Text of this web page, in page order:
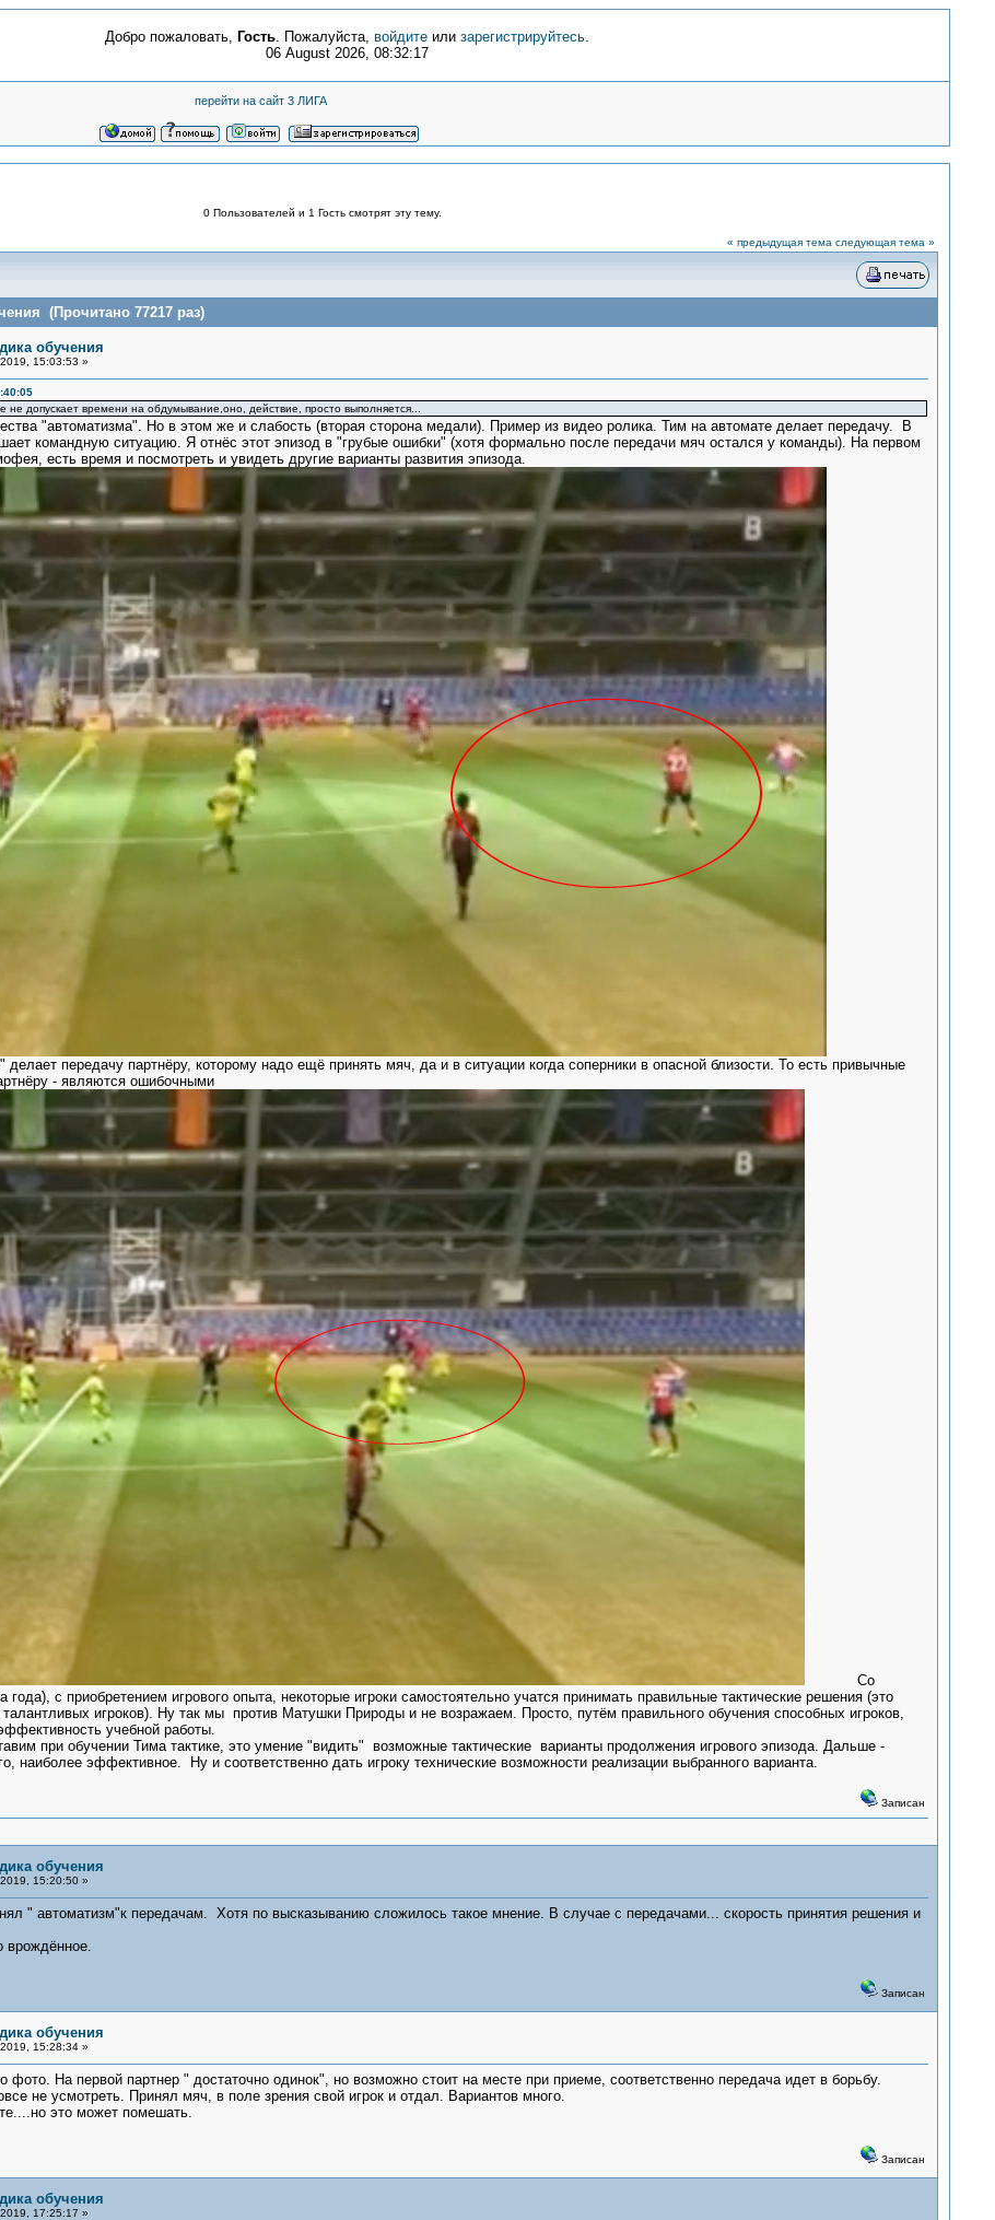
Добро пожаловать, Гость. Пожалуйста, войдите или зарегистрируйтесь.
06 August 2026, 08:32:17
перейти на сайт 3 ЛИГА
0 Пользователей и 1 Гость смотрят эту тему.
« предыдущая тема следующая тема »
(Прочитано 77217 раз)
обучения
15:03:53 »
не допускает времени на обдумывание,оно, действие, просто выполняется...
"автоматизма". Но в этом же и слабость (вторая сторона медали). Пример из видео ролика. Тим на автомате делает передачу. В
командную ситуацию. Я отнёс этот эпизод в "грубые ошибки" (хотя формально после передачи мяч остался у команды). На первом
есть время и посмотреть и увидеть другие варианты развития эпизода.
передачу партнёру, которому надо ещё принять мяч, да и в ситуации когда соперники в опасной близости. То есть привычные
- являются ошибочными
Со
с приобретением игрового опыта, некоторые игроки самостоятельно учатся принимать правильные тактические решения (это
талантливых игроков). Ну так мы против Матушки Природы и не возражаем. Просто, путём правильного обучения способных игроков,
учебной работы.
при обучении Тима тактике, это умение "видить" возможные тактические варианты продолжения игрового эпизода. Дальше -
наиболее эффективное. Ну и соответственно дать игроку технические возможности реализации выбранного варианта.
Записан
обучения
15:20:50 »
" автоматизм"к передачам. Хотя по высказыванию сложилось такое мнение. В случае с передачами... скорость принятия решения и
врождённое.
Записан
обучения
15:28:34 »
фото. На первой партнер " достаточно одинок", но возможно стоит на месте при приеме, соответственно передача идет в борьбу.
не усмотреть. Принял мяч, в поле зрения свой игрок и отдал. Вариантов много.
это может помешать.
Записан
обучения
17:25:17 »